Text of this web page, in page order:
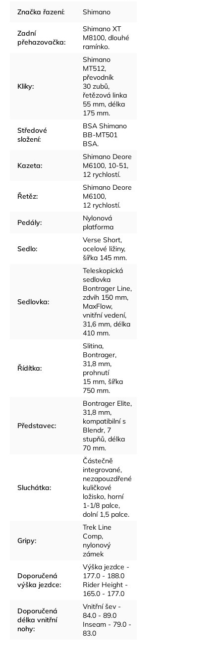
Značka řazení: Shimano
Zadní
přehazovačka:
Shimano XT
M8100, dlouhé
ramínko.
Kliky:
Shimano
MT512,
převodník
30 zubů,
řetězová linka
55 mm, délka
175 mm.
Středové
složení:
BSA Shimano
BB-MT501
BSA.
Kazeta:
Shimano Deore
M6100, 10-51,
12 rychlostí.
Řetěz:
Shimano Deore
M6100,
12 rychlostí.
Pedály:
Nylonová
platforma
Sedlo:
Verse Short,
ocelové ližiny,
šířka 145 mm.
Sedlovka:
Teleskopická
sedlovka
Bontrager Line,
zdvih 150 mm,
MaxFlow,
vnitřní vedení,
31,6 mm, délka
410 mm.
Řídítka:
Slitina,
Bontrager,
31,8 mm,
prohnutí
15 mm, šířka
750 mm.
Představec:
Bontrager Elite,
31,8 mm,
kompatibilní s
Blendr, 7
stupňů, délka
70 mm.
Sluchátka:
Částečně
integrované,
nezapouzdřené
kuličkové
ložisko, horní
1-1/8 palce,
dolní 1,5 palce.
Gripy:
Trek Line
Comp,
nylonový
zámek
Doporučená
výška jezdce:
Výška jezdce -
177.0 - 188.0
Rider Height -
165.0 - 177.0
Doporučená
délka vnitřní
nohy:
Vnitřní šev -
84.0 - 89.0
Inseam - 79.0 -
83.0